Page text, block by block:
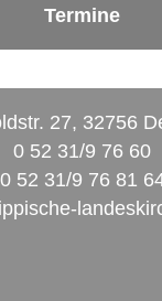
Termine
27, 32756
0 52 31/9 76 60
0 52 31/9 76 81